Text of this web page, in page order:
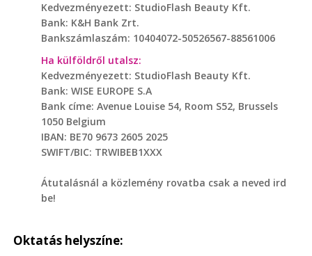
Kedvezményezett: StudioFlash Beauty Kft.
Bank: K&H Bank Zrt.
Bankszámlaszám: 10404072-50526567-88561006
Ha külföldről utalsz:
Kedvezményezett: StudioFlash Beauty Kft.
Bank: WISE EUROPE S.A
Bank címe: Avenue Louise 54, Room S52, Brussels
1050 Belgium
IBAN: BE70 9673 2605 2025
SWIFT/BIC: TRWIBEB1XXX
Átutalásnál a közlemény rovatba csak a neved ird
be!
Oktatás helyszíne: